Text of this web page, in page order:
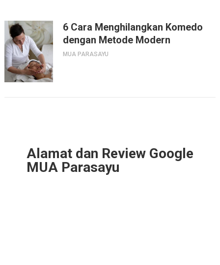
6 Cara Menghilangkan Komedo
dengan Metode Modern
MUA PARASAYU
Alamat dan Review Google
MUA Parasayu